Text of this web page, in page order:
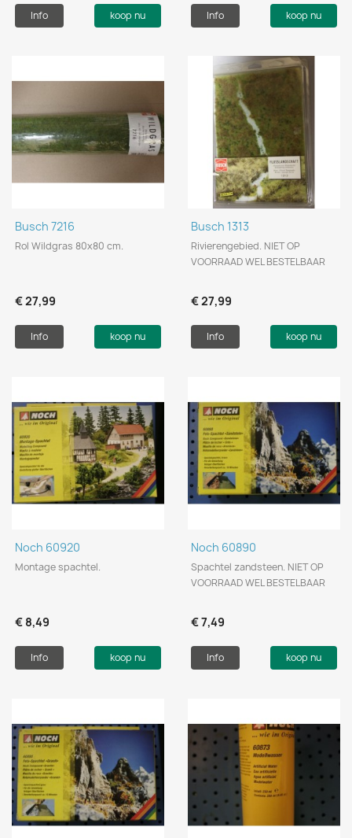
Info koop nu Info koop nu
Busch 7216
Rol Wildgras 80x80 cm.
€ 27,99
Info koop nu
Busch 1313
Rivierengebied. NIET OP
VOORRAAD WEL BESTELBAAR
€ 27,99
Info koop nu
Noch 60920
Montage spachtel.
€ 8,49
Info koop nu
Noch 60890
Spachtel zandsteen. NIET OP
VOORRAAD WEL BESTELBAAR
€ 7,49
Info koop nu